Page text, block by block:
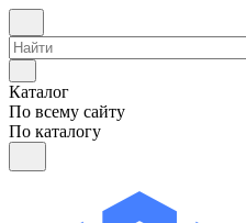
Каталог
По всему сайту
По каталогу